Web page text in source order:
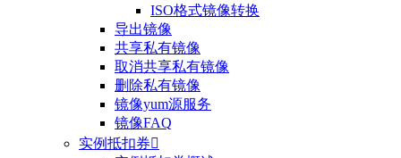
ISO格式镜像转换
导出镜像
共享私有镜像
取消共享私有镜像
删除私有镜像
镜像yum源服务
镜像FAQ
实例抵扣券